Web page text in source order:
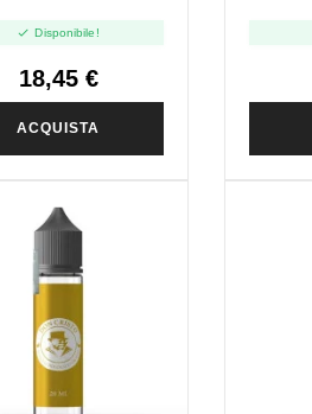
 Disponibile!
18,45 €
ACQUISTA